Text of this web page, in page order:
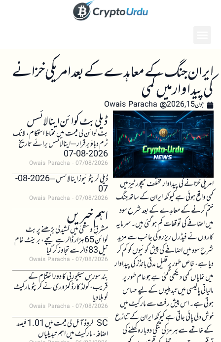
ایران جنگ کے معاہدے کے بعد امریکی خزانے
کی پیداوار میں کمی
جون 15, 2026 Owais Paracha
امریکی خزانے کی پیداوار مختلف میچورٹیز میں
کمی واقع ہوئی ہے کیونکہ ایران کے ساتھ جنگ
ختم کرنے کے معاہدے کے بعد شرح سود
میں اضافے کی توقعات کم ہو گئی ہیں۔ سرمایہ
کاروں نے فیڈرل ریزرو کی جانب سے مزید
شرح سود میں اضافے کی پیش گوئیوں کو کم کر
دیا ہے، خاص طور پر قلیل مدتی بانڈز کی پیداوار
میں نمایاں کمی دیکھی گئی ہے جو عام طور پر
مالیاتی پالیسی میں تبدیلیوں کے لیے حساس
ہوتی ہے۔ اس پیش رفت سے مارکیٹ میں
خوش دلی پائی جاتی ہے کیونکہ ایران کے تنازع
کے خاتمے سے ہرمز کی تنگی دوبارہ کھلنے کی
ڈیلی بٹ کوائن اینالائسس
بٹ کوائن کی قیمت میں محتاط استحکام، لانگ
ٹرم دباؤ برقرار – اینالائسس برائے تاریخ
2026-08-07
Owais Paracha 07/08/2026
ڈیلی کرپٹو نیوز اینالائسس – 2026-08-
07
Owais Paracha 07/08/2026
اہم خبریں
مشرقِ وسطیٰ میں کشیدگی بڑھنے پر بٹ
کوائن 65 ہزار ڈالر سے نیچے، برینٹ خام
تیل 83 ڈالر سے تجاوز کر گیا
Owais Paracha 07/08/2026
بند سورس سیکیورٹی کا دور اختتام کے
قریب، کولڈ کارڈ کمزوری نے کرپٹو مارکیٹ
کو ہلا دیا
Owais Paracha 07/08/2026
SC کروڈ آئل کی قیمت میں 1.01 فیصد
اضافہ، مارکیٹ میں اہم تبدیلیاں